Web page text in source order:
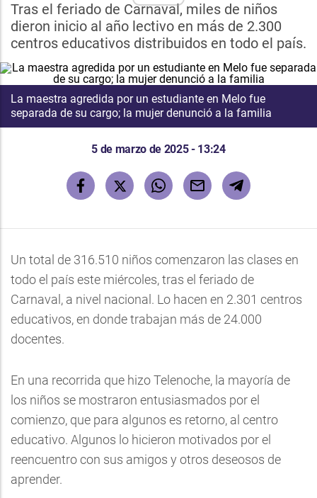
Tras el feriado de Carnaval, miles de niños
dieron inicio al año lectivo en más de 2.300
centros educativos distribuidos en todo el país.
La maestra agredida por un estudiante en Melo fue
separada de su cargo; la mujer denunció a la familia
5 de marzo de 2025 - 13:24
Un total de 316.510 niños comenzaron las clases en
todo el país este miércoles, tras el feriado de
Carnaval, a nivel nacional. Lo hacen en 2.301 centros
educativos, en donde trabajan más de 24.000
docentes.
En una recorrida que hizo Telenoche, la mayoría de
los niños se mostraron entusiasmados por el
comienzo, que para algunos es retorno, al centro
educativo. Algunos lo hicieron motivados por el
reencuentro con sus amigos y otros deseosos de
aprender.